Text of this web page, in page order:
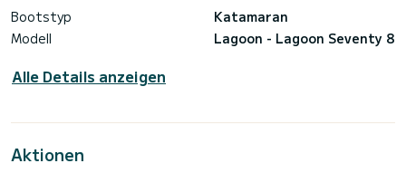
Bootstyp
Katamaran
Modell
Lagoon - Lagoon Seventy 8
Alle Details anzeigen
Aktionen